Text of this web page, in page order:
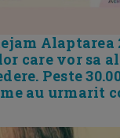
Alaptarea
care vor sa
Peste
au urmarit